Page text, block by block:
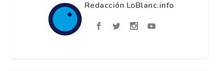
Redacción LoBlanc.info